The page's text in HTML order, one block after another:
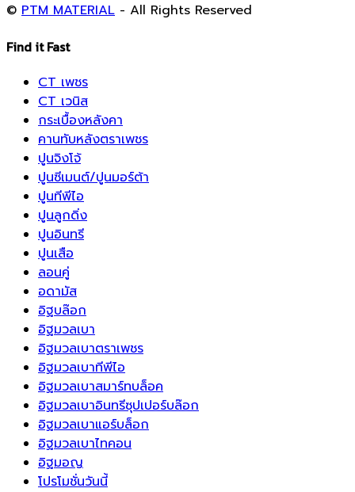
© PTM MATERIAL - All Rights Reserved
Find it Fast
CT เพชร
CT เวนิส
กระเบื้องหลังคา
คานทับหลังตราเพชร
ปูนจิงโจ้
ปูนซีเมนต์/ปูนมอร์ต้า
ปูนทีพีไอ
ปูนลูกดิ่ง
ปูนอินทรี
ปูนเสือ
ลอนคู่
อดามัส
อิฐบล๊อก
อิฐมวลเบา
อิฐมวลเบาตราเพชร
อิฐมวลเบาทีพีไอ
อิฐมวลเบาสมาร์ทบล็อค
อิฐมวลเบาอินทรีซุปเปอร์บล๊อก
อิฐมวลเบาแอร์บล็อก
อิฐมวลเบาไทคอน
อิฐมอญ
โปรโมชั่นวันนี้